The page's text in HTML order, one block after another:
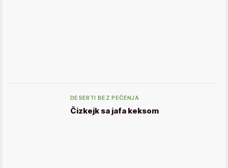
DESERTI BEZ PEČENJA
Čizkejk sa jafa keksom